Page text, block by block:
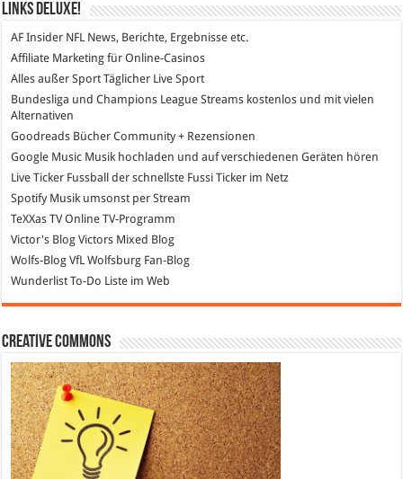
Links DeLuXe!
AF Insider NFL News, Berichte, Ergebnisse etc.
Affiliate Marketing für Online-Casinos
Alles außer SportTäglicher Live Sport
Bundesliga und Champions League Streams kostenlos und mit vielen
Alternativen
Goodreads Bücher Community + Rezensionen
Google Music Musik hochladen und auf verschiedenen Geräten hören
Live Ticker Fussball
der schnellste Fussi Ticker im Netz
SpotifyMusik umsonst per Stream
TeXXas TVOnline TV-Programm
Victor's Blog Victors Mixed Blog
Wolfs-Blog VfL Wolfsburg Fan-Blog
WunderlistTo-Do Liste im Web
Creative Commons